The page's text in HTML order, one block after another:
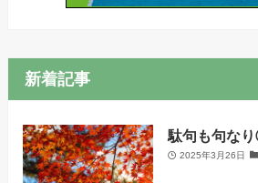
新着記事
駄句も句な
2025年3月26日